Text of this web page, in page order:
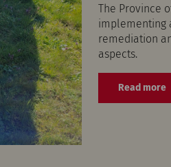
The Province
implementing
remediation
aspects.
Read more